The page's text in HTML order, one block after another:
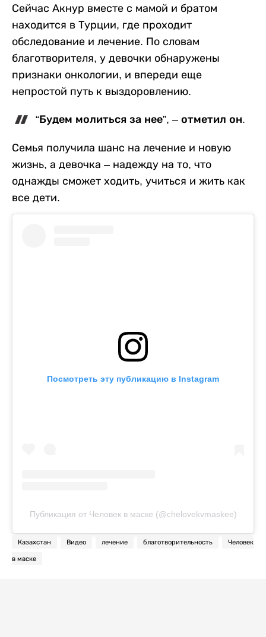
Сейчас Акнур вместе с мамой и братом
находится в Турции, где проходит
обследование и лечение. По словам
благотворителя, у девочки обнаружены
признаки онкологии, и впереди еще
непростой путь к выздоровлению.
“Будем молиться за нее”, – отметил он.
Семья получила шанс на лечение и новую
жизнь, а девочка – надежду на то, что
однажды сможет ходить, учиться и жить как
все дети.
Посмотреть эту публикацию в Instagram
Публикация от Человек в маске (@chelovekvmaskee)
Казахстан Видео лечение благотворительность Человек
в маске